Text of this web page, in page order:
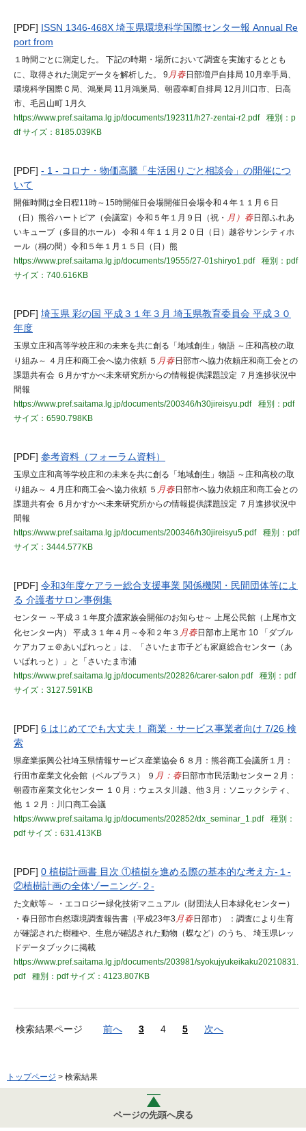
[PDF] ISSN 1346-468X 埼玉県環境科学国際センター報 Annual Re
port from
１時間ごとに測定した。 下記の時期・場所において調査を実施するととも
に、取得された測定データを解析した。 9 月春日部増戸自排局 10月幸手局、
環境科学国際Ｃ局、鴻巣局 11月鴻巣局、朝霞幸町自排局 12月川口市、日高
市、毛呂山町 1月久
https://www.pref.saitama.lg.jp/documents/192311/h27-zentai-r2.pdf
種別：p
dfサイズ：8185.039KB
[PDF] - 1 - コロナ・物価高騰「生活困りごと相談会」の開催につ
いて
開催時間は全日程11時～15時開催日会場開催日会場令和４年１１月６日
（日）熊谷ハートピア（会議室）令和５年１月９日（祝・ 月）春日部ふれあ
いキューブ（多目的ホール） 令和４年１１月２０日（日）越谷サンシティホ
ール（桐の間）令和５年１月１５日（日）熊
https://www.pref.saitama.lg.jp/documents/19555/27-01shiryo1.pdf
種別：pdf
サイズ：740.616KB
[PDF] 埼玉県 彩の国 平成３１年３月 埼玉県教育委員会 平成３０
年度
玉県立庄和高等学校庄和の未来を共に創る「地域創生」物語 ～庄和高校の取
り組み～ ４月庄和商工会へ協力依頼 ５ 月春日部市へ協力依頼庄和商工会との
課題共有会 ６月かすかべ未来研究所からの情報提供課題設定 ７月進捗状況中
間報
https://www.pref.saitama.lg.jp/documents/200346/h30jireisyu.pdf
種別：pdf
サイズ：6590.798KB
[PDF] 参考資料（フォーラム資料）
玉県立庄和高等学校庄和の未来を共に創る「地域創生」物語 ～庄和高校の取
り組み～ ４月庄和商工会へ協力依頼 ５ 月春日部市へ協力依頼庄和商工会との
課題共有会 ６月かすかべ未来研究所からの情報提供課題設定 ７月進捗状況中
間報
https://www.pref.saitama.lg.jp/documents/200346/h30jireisyu5.pdf
種別：pdf
サイズ：3444.577KB
[PDF] 令和3年度ケアラー総合支援事業 関係機関・民間団体等によ
る 介護者サロン事例集
センター ～平成３１年度介護家族会開催のお知らせ～ 上尾公民館（上尾市文
化センター内） 平成３１年４月～令和２年３ 月春日部市上尾市 10 「ダブル
ケアカフェ＠あいぱれっと」は、「さいたま市子ども家庭総合センター（あ
いぱれっと）」と「さいたま市浦
https://www.pref.saitama.lg.jp/documents/202826/carer-salon.pdf
種別：pdf
サイズ：3127.591KB
[PDF] 6 はじめてでも大丈夫！ 商業・サービス事業者向け 7/26 検
索
県産業振興公社埼玉県情報サービス産業協会 6 ８月：熊谷商工会議所１月：
行田市産業文化会館（ベルプラス） ９ 月：春日部市市民活動センター２月：
朝霞市産業文化センター １０月：ウェスタ川越、他３月：ソニックシティ、
他 １２月：川口商工会議
https://www.pref.saitama.lg.jp/documents/202852/dx_seminar_1.pdf
種別：
pdfサイズ：631.413KB
[PDF] 0 植樹計画書 目次 ①植樹を進める際の基本的な考え方-１-
②植樹計画の全体ゾーニング-２-
た文献等～ ・エコロジー緑化技術マニュアル（財団法人日本緑化センター）
・春日部市自然環境調査報告書（平成23年3 月春日部市） ：調査により生育
が確認された樹種や、生息が確認された動物（蝶など）のうち、 埼玉県レッ
ドデータブックに掲載
https://www.pref.saitama.lg.jp/documents/203981/syokujyukeikaku20210831.
pdf
種別：pdfサイズ：4123.807KB
検索結果ページ 前へ 3 4 5 次へ
トップページ > 検索結果
ページの先頭へ戻る